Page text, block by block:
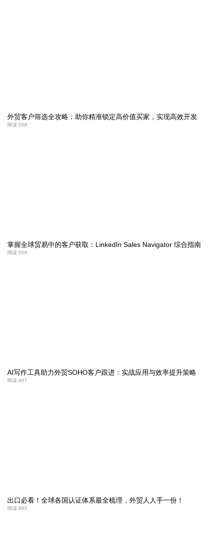
外贸客户筛选全攻略：助你精准锁定高价值买家，实现高效开发
阅读:208
掌握全球贸易中的客户获取：LinkedIn Sales Navigator 综合指南
阅读:559
AI写作工具助力外贸SOHO客户跟进：实战应用与效率提升策略
阅读:487
出口必看！全球各国认证体系最全梳理，外贸人人手一份！
阅读:885